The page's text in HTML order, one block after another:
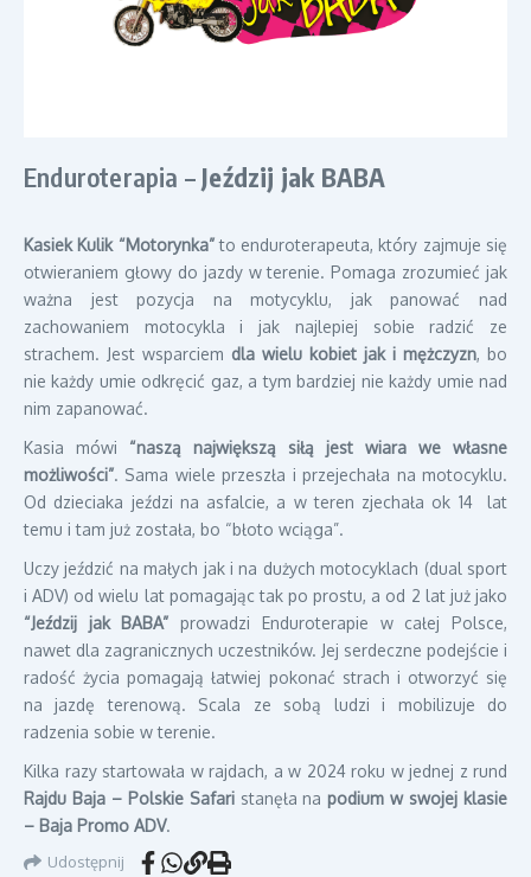
Enduroterapia – Jeździj jak BABA
Kasiek Kulik “Motorynka”to enduroterapeuta, który zajmuje się
otwieraniem głowy do jazdy w terenie. Pomaga zrozumieć jak
ważna jest pozycja na motycyklu, jak panować nad
zachowaniem motocykla i jak najlepiej sobie radzić ze
strachem. Jest wsparciem dla wielu kobiet jak i mężczyzn, bo
nie każdy umie odkręcić gaz, a tym bardziej nie każdy umie nad
nim zapanować.
Kasia mówi “naszą największą siłą jest wiara we własne
możliwości”. Sama wiele przeszła i przejechała na motocyklu.
Od dzieciaka jeździ na asfalcie, a w teren zjechała ok 14 lat
temu i tam już została, bo “błoto wciąga”.
Uczy jeździć na małych jak i na dużych motocyklach (dual sport
i ADV) od wielu lat pomagając tak po prostu, a od 2 lat już jako
“Jeździj jak BABA” prowadzi Enduroterapie w całej Polsce,
nawet dla zagranicznych uczestników. Jej serdeczne podejście i
radość życia pomagają łatwiej pokonać strach i otworzyć się
na jazdę terenową. Scala ze sobą ludzi i mobilizuje do
radzenia sobie w terenie.
Kilka razy startowała w rajdach, a w 2024 roku w jednej z rund
Rajdu Baja – Polskie Safaristanęła napodium w swojej klasie
– Baja Promo ADV.
Udostępnij